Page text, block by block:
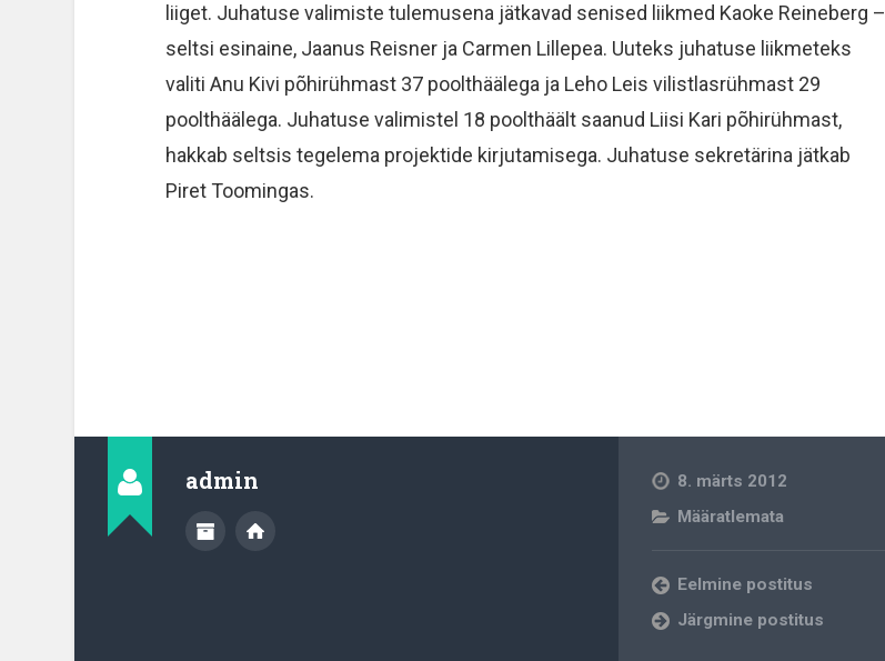
liiget. Juhatuse valimiste tulemusena jätkavad senised liikmed Kaoke Reineberg –
seltsi esinaine, Jaanus Reisner ja Carmen Lillepea. Uuteks juhatuse liikmeteks
valiti Anu Kivi põhirühmast 37 poolthäälega ja Leho Leis vilistlasrühmast 29
poolthäälega. Juhatuse valimistel 18 poolthäält saanud Liisi Kari põhirühmast,
hakkab seltsis tegelema projektide kirjutamisega. Juhatuse sekretärina jätkab
Piret Toomingas.
admin
8. märts 2012
Määratlemata
Eelmine postitus
Järgmine postitus